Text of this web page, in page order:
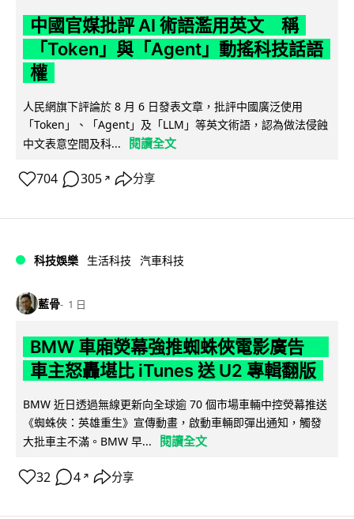
中國官媒批評 AI 術語濫用英文 稱
「Token」與「Agent」動搖科技話語
權
人民網旗下評論於 8 月 6 日發表文章，批評中國廣泛使用
「Token」、「Agent」及「LLM」等英文術語，認為做法侵蝕
中文表意空間及科...
閱讀全文
704 305 ↗ 分享
科技娛樂 生活科技 汽車科技
藍骨 1 日
BMW 車廂熒幕強推蜘蛛俠電影廣告
車主怒轟堪比 iTunes 送 U2 專輯翻版
BMW 近日透過無線更新向全球逾 70 個市場車輛中控熒幕推送
《蜘蛛俠：英雄重生》宣傳動畫，啟動車輛即彈出通知，觸發
大批車主不滿。BMW 早...
閱讀全文
32 4 ↗ 分享